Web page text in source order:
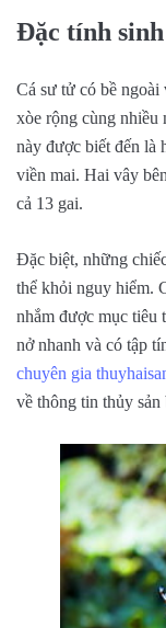
Đặc tính
Cá sư tử có bề
xòe rộng cùng nhiều
này được biết đến là
viền mai. Hai vây
cả 13 gai.
Đặc biệt, những
thể khỏi nguy hiểm.
nhắm được mục tiêu
nở nhanh và có tập
chuyên gia
về thông tin thủy